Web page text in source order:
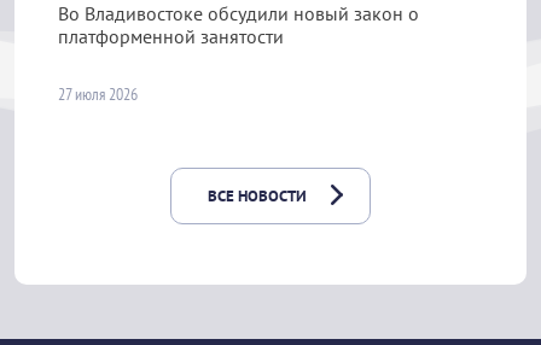
Во Владивостоке обсудили новый закон о
платформенной занятости
27 июля 2026
ВСЕ НОВОСТИ